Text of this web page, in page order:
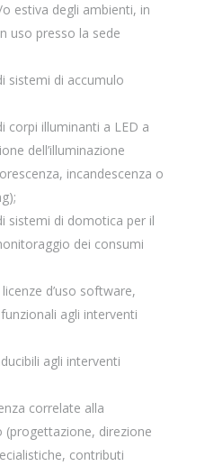
estiva degli ambienti, in
uso presso la sede
sistemi di accumulo
corpi illuminanti a LED a
dell’illuminazione
incandescenza o
sistemi di domotica per il
dei consumi
d’uso software,
agli interventi
agli interventi
correlate alla
(progettazione, direzione
contributi